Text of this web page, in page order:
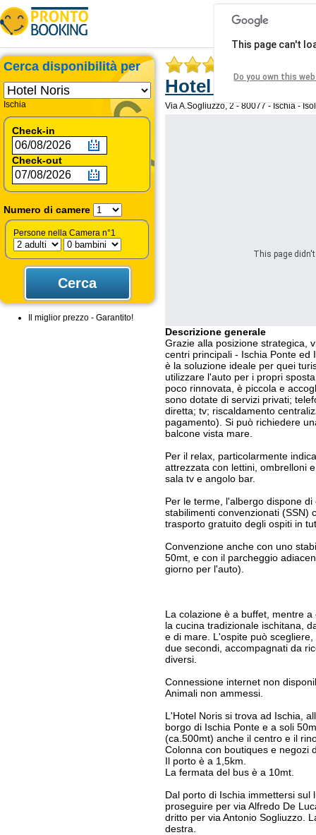
Cerca disponibilità per
Ischia
Check-in
Check-out
Numero di camere
Persone nella Camera n°1
Il miglior prezzo - Garantito!
Hotel Noris
Via A.Sogliuzzo, 2 - 80077 - Ischia -
This page
This page can't
Do you own this
Descrizione generale
Grazie alla posizione strategica,
centri principali - Ischia Ponte ed
è la soluzione ideale per quei
utilizzare l'auto per i propri
poco rinnovata, è piccola e
sono dotate di servizi privati;
diretta; tv; riscaldamento
pagamento). Si può richiedere
balcone vista mare.
Per il relax, particolarmente
attrezzata con lettini, ombrelloni
sala tv e angolo bar.
Per le terme, l'albergo dispone
stabilimenti convenzionati (SSN)
trasporto gratuito degli ospiti in
Convenzione anche con uno
50mt, e con il parcheggio
giorno per l'auto).
La colazione è a buffet, mentre
la cucina tradizionale ischitana,
e di mare. L'ospite può
due secondi, accompagnati da
diversi.
Connessione internet non
Animali non ammessi.
L'Hotel Noris si trova ad Ischia,
borgo di Ischia Ponte e a soli
(ca.500mt) anche il centro e il
Colonna con boutiques e negozi
Il porto è a 1,5km.
La fermata del bus è a 10mt.
Dal porto di Ischia immettersi sul
proseguire per via Alfredo De
dritto per via Antonio Sogliuzzo.
destra.